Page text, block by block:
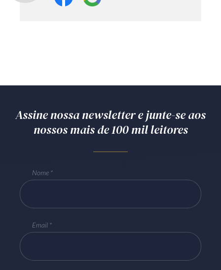
Assine nossa newsletter e junte-se aos
nossos mais de 100 mil leitores
Nome
Email